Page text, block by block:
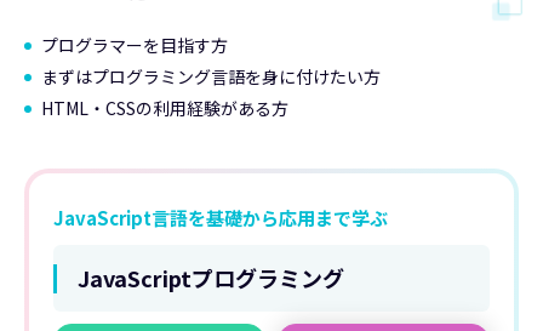
プログラマーを目指す方
まずはプログラミング言語を身に付けたい方
HTML・CSSの利用経験がある方
JavaScript言語を基礎から応用まで学ぶ
JavaScriptプログラミング